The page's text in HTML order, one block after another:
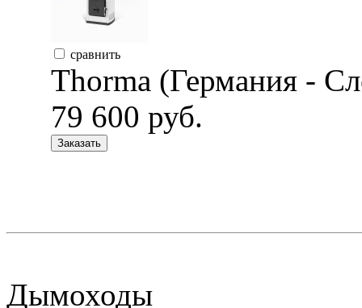
сравнить
Thorma (Германия -
79 600 руб.
Заказать
Дымоходы